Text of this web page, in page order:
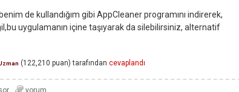
de kullandığım gibi AppCleaner programını indirerek,
uygulamanın içine taşıyarak da silebilirsiniz, alternatif
(122,210 puan) tarafından cevaplandı